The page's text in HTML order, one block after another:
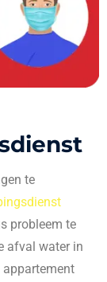
te
probleem te
afval water in
appartement